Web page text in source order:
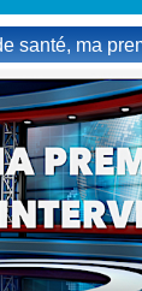
santé, ma